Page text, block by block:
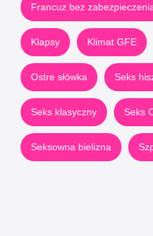
Francuz bez
Klapsy Klimat GFE
Ostre słówka Seks
Seks klasyczny Seks
Seksowna bielizna